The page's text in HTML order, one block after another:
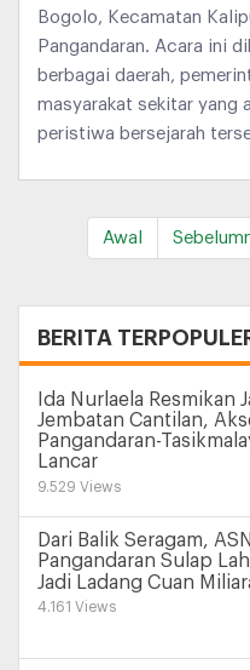
Bogolo, Kecamatan
Pangandaran. Acara ini
berbagai daerah,
masyarakat sekitar yang
peristiwa bersejarah
Awal
BERITA
Ida Nurlaela Resmikan
Jembatan Cantilan,
Pangandaran-
Lancar
9.529 Views
Dari Balik Seragam, ASN
Pangandaran Sulap
Jadi Ladang Cuan
4.161 Views